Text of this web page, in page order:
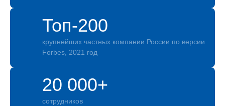
20 000+
сотрудников
Топ-200
крупнейших частных компании России по версии
Forbes, 2021 год